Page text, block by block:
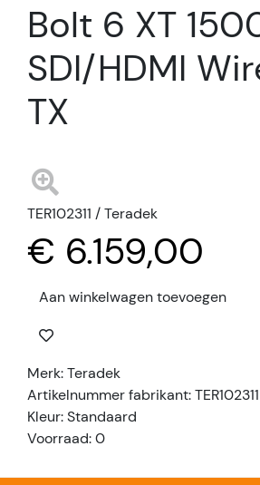
Bolt 6 XT
SDI/HDMI
TX
TER102311 / Teradek
€ 6.159,00
Aan winkelwagen toevoegen
Merk: Teradek
Artikelnummer fabrikant: TER102311
Kleur: Standaard
Voorraad: 0